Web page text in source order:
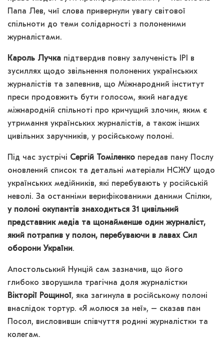
Папа Лев, чиї слова привернули увагу світової
спільноти до теми солідарності з полоненими
журналістами.
Кароль Лучка підтвердив повну залученість IPI в
зусиллях щодо звільнення полонених українських
журналістів та запевнив, що Міжнародний інститут
преси продовжить бути голосом, який нагадує
міжнародній спільноті про кричущий злочин, яким є
утримання українських журналістів, а також інших
цивільних заручників, у російському полоні.
Під час зустрічі Сергій Томіленко передав пану Послу
оновлений список та детальні матеріали НСЖУ щодо
українських медійників, які перебувають у російській
неволі. За останніми верифікованими даними Спілки,
у полоні окупантів знаходиться 31 цивільний
представник медіа та щонайменше один журналіст,
який потрапив у полон, перебуваючи в лавах Сил
оборони України.
Апостольський Нунцій сам зазначив, що його
глибоко зворушила трагічна доля журналістки
Вікторії Рощиної, яка загинула в російському полоні
внаслідок тортур. «Я молюся за неї», – сказав пан
Посол, висловивши співчуття родині журналістки та
колегам.